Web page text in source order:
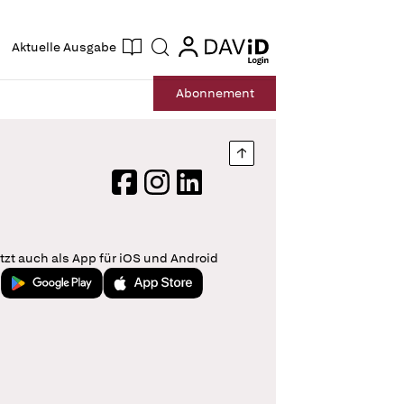
Aktuelle Ausgabe Suche login
login
Abonnement
Nach oben springen
FacebookInstagram
LinkedIn
auch als App für iOS und Android
Jetzt bei Google PlayLaden im App Store